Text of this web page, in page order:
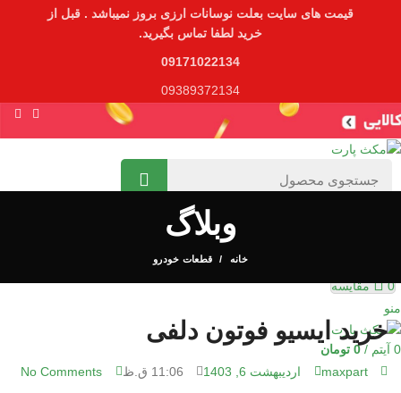
0
مقایسه
منو
0 آیتم /
0 تومان
وبلاگ
خانه قطعات خودرو
خرید ایسیو فوتون دلفی
maxpart اردیبهشت 6, 1403 11:06 ق.ظ No Comments
قیمت های سایت بعلت نوسانات ارزی بروز نمیباشد . قبل از
خرید لطفا تماس بگیرید.
09171022134
09389372134